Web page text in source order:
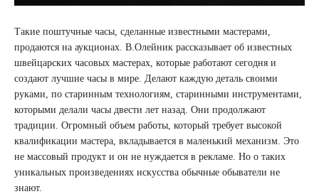
Такие поштучные часы, сделанные известными мастерами,
продаются на аукционах. В.Олейник рассказывает об известных
швейцарских часовых мастерах, которые работают сегодня и
создают лучшие часы в мире. Делают каждую деталь своими
руками, по старинным технологиям, старинными инструментами,
которыми делали часы двести лет назад. Они продолжают
традиции. Огромный объем работы, который требует высокой
квалификации мастера, вкладывается в маленький механизм. Это
не массовый продукт и он не нуждается в рекламе. Но о таких
уникальных произведениях искусства обычные обыватели не
знают.